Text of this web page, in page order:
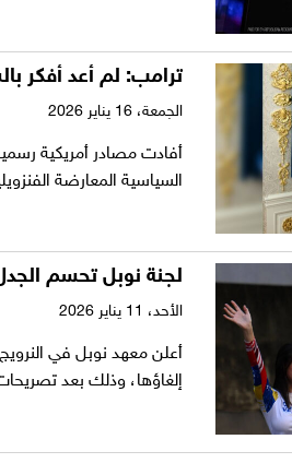
ترامب: لم أعد أفكر
الجمعة،
أفادت مصادر أمريكية
السياسية المعارضة
لجنة نوبل تحسم
الأحد،
أعلن معهد نوبل في
إلغاؤها، وذلك بعد